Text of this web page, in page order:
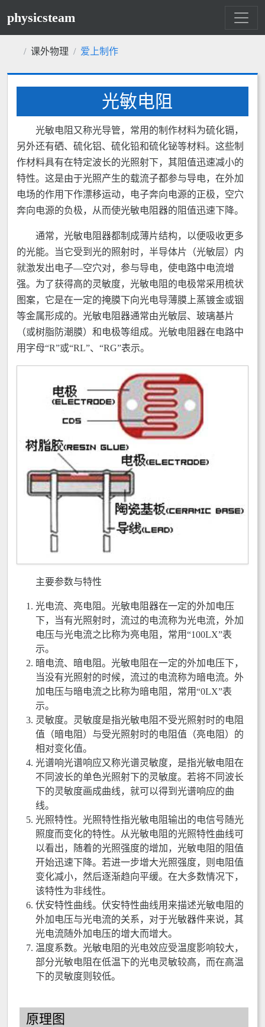
physicsteam
课外物理 爱上制作
光敏电阻
光敏电阻又称光导管，常用的制作材料为硫化镉，
另外还有硒、硫化铝、硫化铅和硫化铋等材料。这些制
作材料具有在特定波长的光照射下，其阻值迅速减小的
特性。这是由于光照产生的载流子都参与导电，在外加
电场的作用下作漂移运动，电子奔向电源的正极，空穴
奔向电源的负极，从而使光敏电阻器的阻值迅速下降。
通常，光敏电阻器都制成薄片结构，以便吸收更多
的光能。当它受到光的照射时，半导体片（光敏层）内
就激发出电子—空穴对，参与导电，使电路中电流增
强。为了获得高的灵敏度，光敏电阻的电极常采用梳状
图案，它是在一定的掩膜下向光电导薄膜上蒸镀金或铟
等金属形成的。光敏电阻器通常由光敏层、玻璃基片
（或树脂防潮膜）和电极等组成。光敏电阻器在电路中
用字母“R”或“RL”、“RG”表示。
主要参数与特性
光电流、亮电阻。光敏电阻器在一定的外加电压
下，当有光照射时，流过的电流称为光电流，外加
电压与光电流之比称为亮电阻，常用“100LX”表
示。
暗电流、暗电阻。光敏电阻在一定的外加电压下，
当没有光照射的时候，流过的电流称为暗电流。外
加电压与暗电流之比称为暗电阻，常用“0LX”表
示。
灵敏度。灵敏度是指光敏电阻不受光照射时的电阻
值（暗电阻）与受光照射时的电阻值（亮电阻）的
相对变化值。
光谱响光谱响应又称光谱灵敏度，是指光敏电阻在
不同波长的单色光照射下的灵敏度。若将不同波长
下的灵敏度画成曲线，就可以得到光谱响应的曲
线。
光照特性。光照特性指光敏电阻输出的电信号随光
照度而变化的特性。从光敏电阻的光照特性曲线可
以看出，随着的光照强度的增加，光敏电阻的阻值
开始迅速下降。若进一步增大光照强度，则电阻值
变化减小，然后逐渐趋向平缓。在大多数情况下，
该特性为非线性。
伏安特性曲线。伏安特性曲线用来描述光敏电阻的
外加电压与光电流的关系，对于光敏器件来说，其
光电流随外加电压的增大而增大。
温度系数。光敏电阻的光电效应受温度影响较大，
部分光敏电阻在低温下的光电灵敏较高，而在高温
下的灵敏度则较低。
原理图